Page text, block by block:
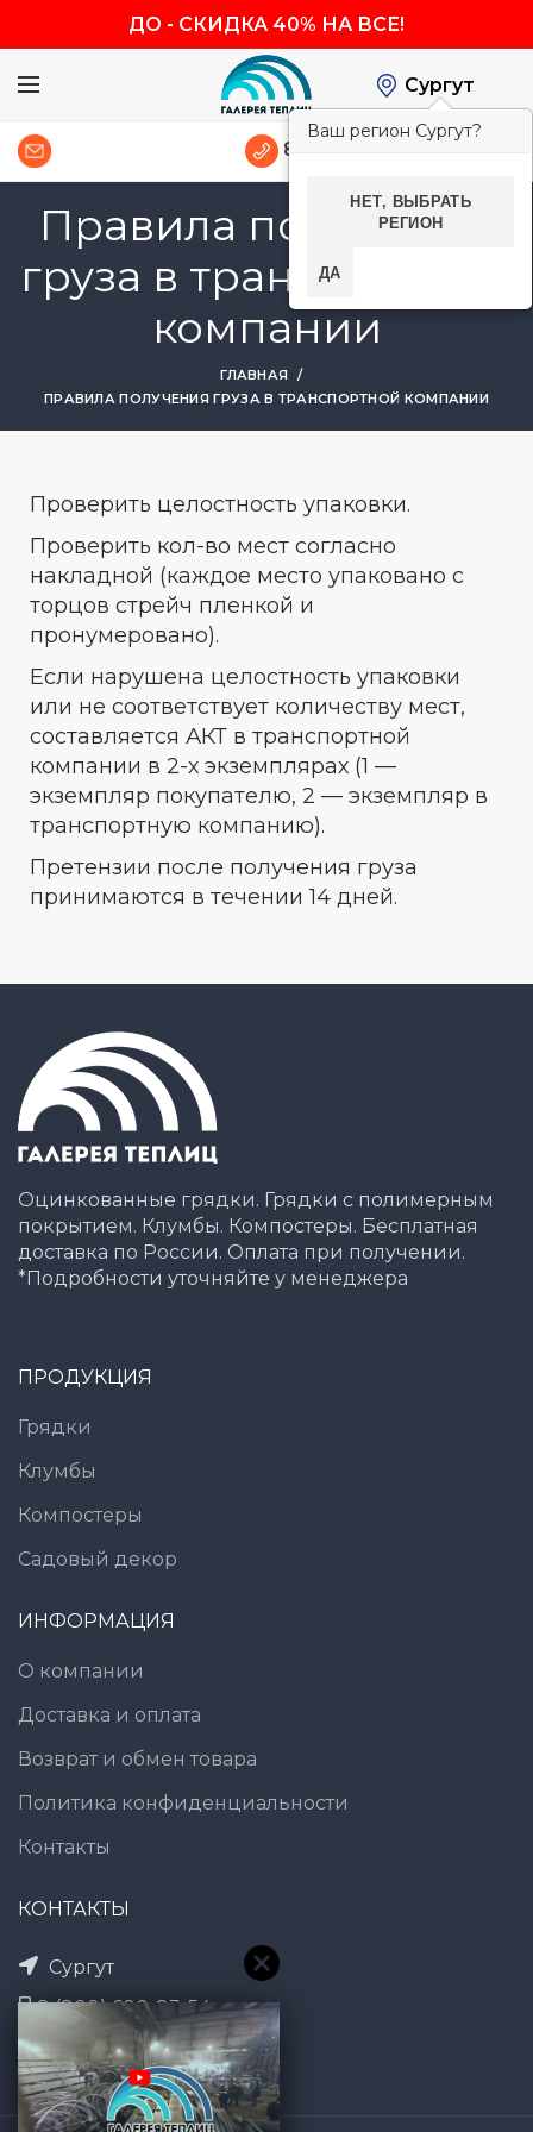
ДО - СКИДКА 40% НА ВСЕ!
Сургут
Ваш регион Сургут?
НЕТ, ВЫБРАТЬ
РЕГИОН
ДА
8 (800) 600-83-54
Правила получения
груза в транспортной
компании
ГЛАВНАЯ
ПРАВИЛА ПОЛУЧЕНИЯ ГРУЗА В ТРАНСПОРТНОЙ КОМПАНИИ
Проверить целостность упаковки.
Проверить кол-во мест согласно
накладной (каждое место упаковано с
торцов стрейч пленкой и
пронумеровано).
Если нарушена целостность упаковки
или не соответствует количеству мест,
составляется АКТ в транспортной
компании в 2-х экземплярах (1 —
экземпляр покупателю, 2 — экземпляр в
транспортную компанию).
Претензии после получения груза
принимаются в течении 14 дней.
Оцинкованные грядки. Грядки с полимерным
покрытием. Клумбы. Компостеры. Бесплатная
доставка по России. Оплата при получении.
*Подробности уточняйте у менеджера
ПРОДУКЦИЯ
Грядки
Клумбы
Компостеры
Садовый декор
ИНФОРМАЦИЯ
О компании
Доставка и оплата
Возврат и обмен товара
Политика конфиденциальности
Контакты
КОНТАКТЫ
Сургут
8 (800) 600-83-54
7@gt101.ru